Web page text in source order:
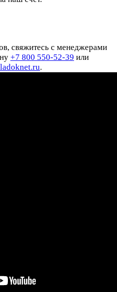
свяжитесь с менеджерами
+7 800 550-52-39 или
.